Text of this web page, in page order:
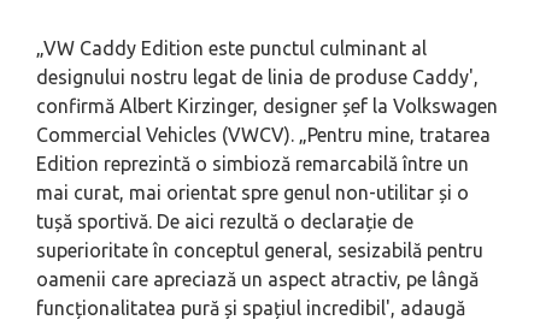
„VW Caddy Edition este punctul culminant al
designului nostru legat de linia de produse Caddy',
confirmă Albert Kirzinger, designer șef la Volkswagen
Commercial Vehicles (VWCV). „Pentru mine, tratarea
Edition reprezintă o simbioză remarcabilă între un
mai curat, mai orientat spre genul non-utilitar și o
tușă sportivă. De aici rezultă o declarație de
superioritate în conceptul general, sesizabilă pentru
oamenii care apreciază un aspect atractiv, pe lângă
funcționalitatea pură și spațiul incredibil', adaugă